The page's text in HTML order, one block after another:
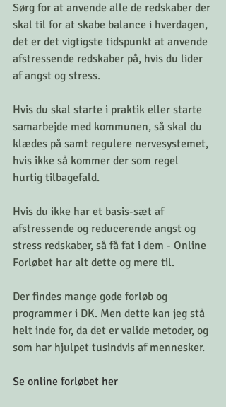
Sørg for at anvende alle de redskaber der
skal til for at skabe balance i hverdagen,
det er det vigtigste tidspunkt at anvende
afstressende redskaber på, hvis du lider
af angst og stress.
Hvis du skal starte i praktik eller starte
samarbejde med kommunen, så skal du
klædes på samt regulere nervesystemet,
hvis ikke så kommer der som regel
hurtig tilbagefald.
Hvis du ikke har et basis-sæt af
afstressende og reducerende angst og
stress redskaber, så få fat i dem - Online
Forløbet har alt dette og mere til.
Der findes mange gode forløb og
programmer i DK. Men dette kan jeg stå
helt inde for, da det er valide metoder, og
som har hjulpet tusindvis af mennesker.
Se online forløbet her